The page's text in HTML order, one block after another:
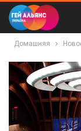
Домашняя